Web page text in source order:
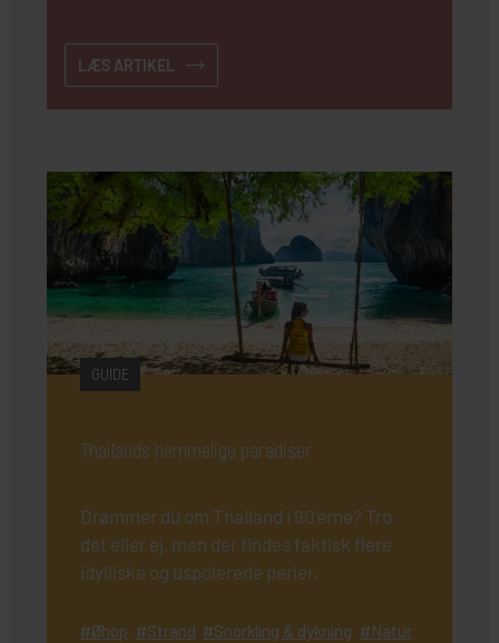
LÆS ARTIKEL
GUIDE
Thailands hemmelige paradiser
Drømmer du om Thailand i 90’erne? Tro
det eller ej, men der findes faktisk flere
idylliske og uspolerede perler.
Øhop Strand Snorkling & dykning Natur